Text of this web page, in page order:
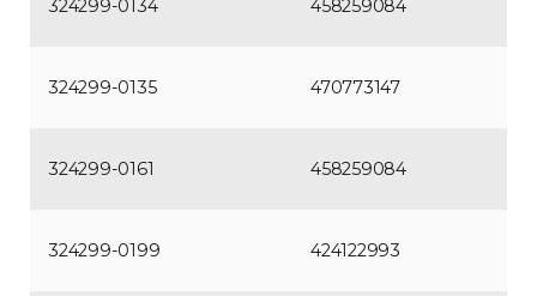
324299-0134 458259084
324299-0135 470773147
324299-0161 458259084
324299-0199 424122993